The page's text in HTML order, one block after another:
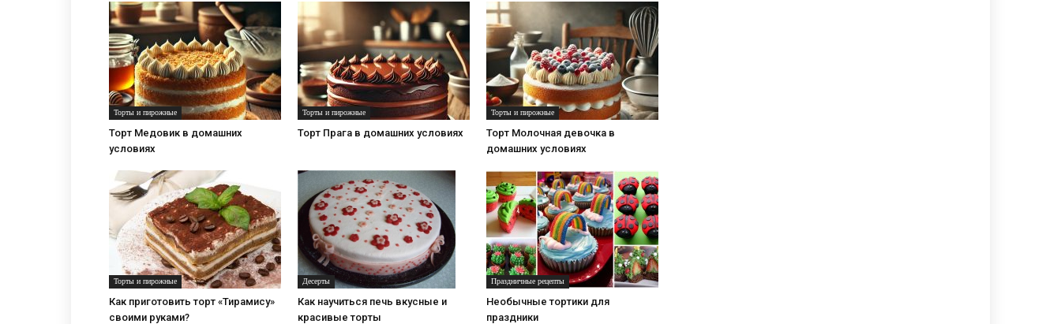
Торты и пирожные
Торт Медовик в домашних
условиях
Торты и пирожные
Торт Прага в домашних условиях
Торты и пирожные
Торт Молочная девочка в
домашних условиях
Торты и пирожные
Как приготовить торт «Тирамису»
своими руками?
Десерты
Как научиться печь вкусные и
красивые торты
Праздничные рецепты
Необычные тортики для
праздники